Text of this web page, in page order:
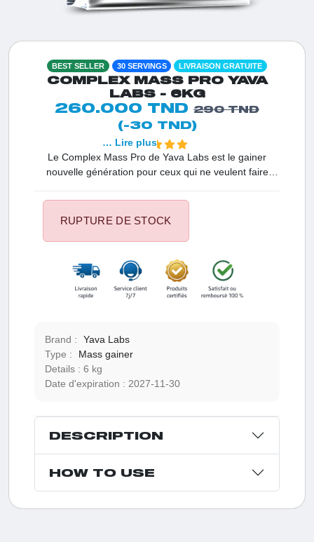
BEST SELLER 30 SERVINGS LIVRAISON GRATUITE
COMPLEX MASS PRO YAVA
LABS - 6KG
260.000 TND 290 TND
(-30 TND)
Le Complex Mass Pro de Yava Labs est le gainer
nouvelle génération pour ceux qui ne veulent faire
des athlètes et des 'hardgainers' souhaitant franchir un
palier de volume. Sa formule de haute qualité assure
des résultats rapides, une force décuplée et une vitalité
exceptionnelle au quotidien.
… Lire plus
RUPTURE DE STOCK
Brand :
Yava Labs
Type :
Mass gainer
Details :
6 kg
Date d'expiration : 2027-11-30
DESCRIPTION
HOW TO USE